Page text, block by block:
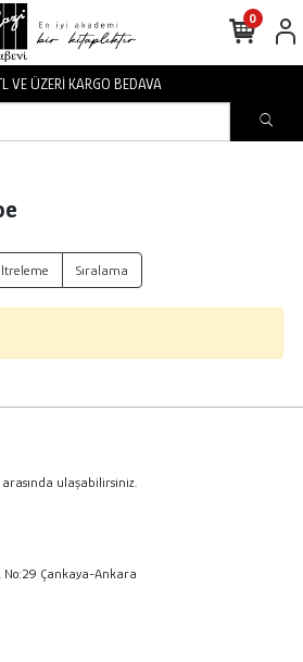
VE ÜZERİ KARGO BEDAVA
0
Sıralama
ulaşabilirsiniz.
No:29 Çankaya-Ankara